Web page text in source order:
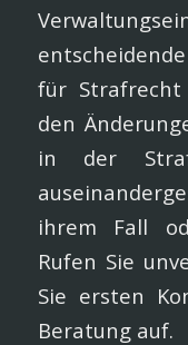
für
den
in der
ihrem Fall
Rufen Sie
Sie ersten
Beratung auf.